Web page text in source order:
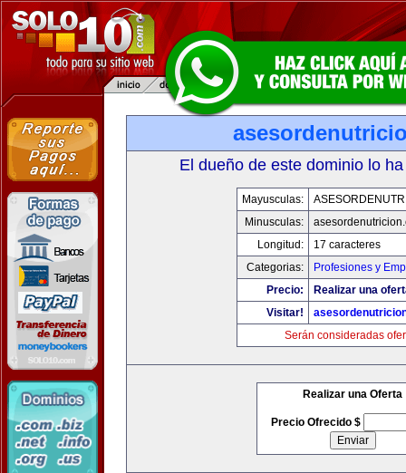
El dueño de este dominio lo
Mayusculas:
Minusculas:
Longitud:
17 caracteres
Categorias:
Profesiones y
Precio:
Realizar una
Visitar!
Serán consideradas
Realizar una Oferta
Precio Ofrecido $